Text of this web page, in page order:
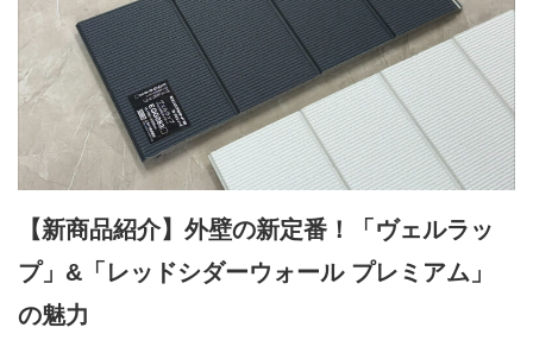
【新商品紹介】外壁の新定番！「ヴェルラッ
プ」&「レッドシダーウォール プレミアム」
の魅力